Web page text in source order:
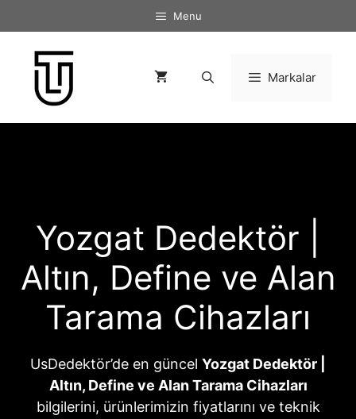
atla
Menu
Markalar
Yozgat Dedektör |
Altın, Define ve Alan
Tarama Cihazları
UsDedektör’de en güncel Yozgat Dedektör |
Altın, Define ve Alan Tarama Cihazları
bilgilerini, ürünlerimizin fiyatlarını ve teknik